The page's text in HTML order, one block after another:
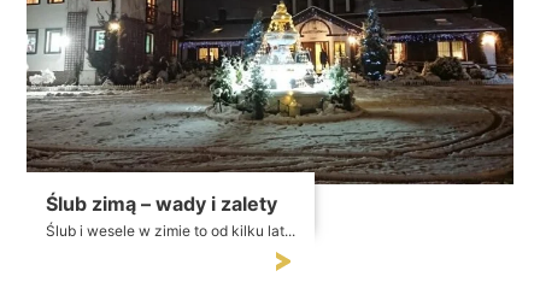
Ślub zimą – wady i zalety
Ślub i wesele w zimie to od kilku lat...